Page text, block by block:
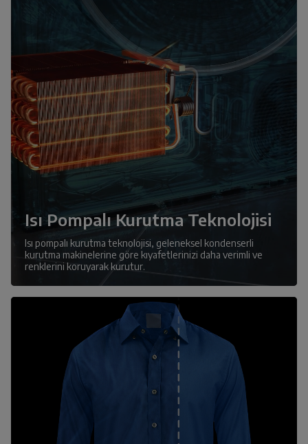
Isı Pompalı Kurutma Teknolojisi
Isı pompalı kurutma teknolojisi, geleneksel kondenserli
kurutma makinelerine göre kıyafetlerinizi daha verimli ve
renklerini koruyarak kurutur.